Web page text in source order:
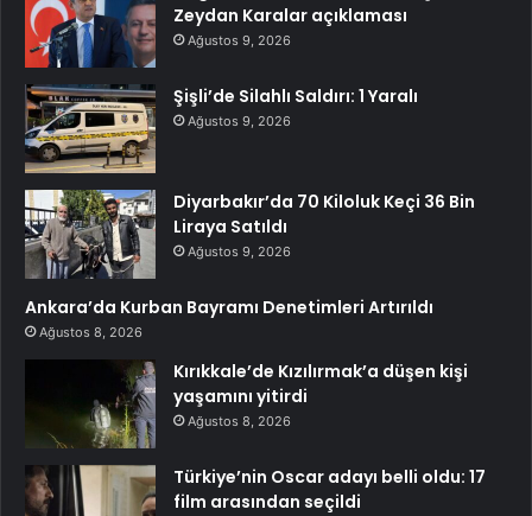
Zeydan Karalar açıklaması
Ağustos 9, 2026
Şişli’de Silahlı Saldırı: 1 Yaralı
Ağustos 9, 2026
Diyarbakır’da 70 Kiloluk Keçi 36 Bin
Liraya Satıldı
Ağustos 9, 2026
Ankara’da Kurban Bayramı Denetimleri Artırıldı
Ağustos 8, 2026
Kırıkkale’de Kızılırmak’a düşen kişi
yaşamını yitirdi
Ağustos 8, 2026
Türkiye’nin Oscar adayı belli oldu: 17
film arasından seçildi